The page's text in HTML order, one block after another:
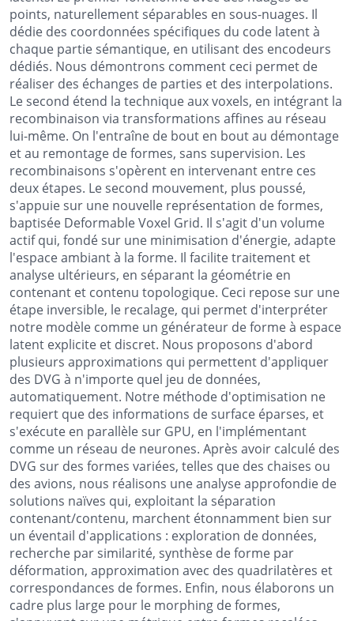
points, naturellement séparables en sous-nuages. Il
dédie des coordonnées spécifiques du code latent à
chaque partie sémantique, en utilisant des encodeurs
dédiés. Nous démontrons comment ceci permet de
réaliser des échanges de parties et des interpolations.
Le second étend la technique aux voxels, en intégrant la
recombinaison via transformations affines au réseau
lui-même. On l'entraîne de bout en bout au démontage
et au remontage de formes, sans supervision. Les
recombinaisons s'opèrent en intervenant entre ces
deux étapes. Le second mouvement, plus poussé,
s'appuie sur une nouvelle représentation de formes,
baptisée Deformable Voxel Grid. Il s'agit d'un volume
actif qui, fondé sur une minimisation d'énergie, adapte
l'espace ambiant à la forme. Il facilite traitement et
analyse ultérieurs, en séparant la géométrie en
contenant et contenu topologique. Ceci repose sur une
étape inversible, le recalage, qui permet d'interpréter
notre modèle comme un générateur de forme à espace
latent explicite et discret. Nous proposons d'abord
plusieurs approximations qui permettent d'appliquer
des DVG à n'importe quel jeu de données,
automatiquement. Notre méthode d'optimisation ne
requiert que des informations de surface éparses, et
s'exécute en parallèle sur GPU, en l'implémentant
comme un réseau de neurones. Après avoir calculé des
DVG sur des formes variées, telles que des chaises ou
des avions, nous réalisons une analyse approfondie de
solutions naïves qui, exploitant la séparation
contenant/contenu, marchent étonnamment bien sur
un éventail d'applications : exploration de données,
recherche par similarité, synthèse de forme par
déformation, approximation avec des quadrilatères et
correspondances de formes. Enfin, nous élaborons un
cadre plus large pour le morphing de formes,